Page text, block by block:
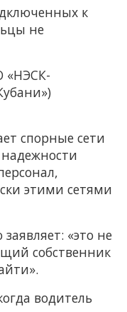
к
не
«НЭСК-
спорные сети
этими сетями
«это не
собственник
водитель